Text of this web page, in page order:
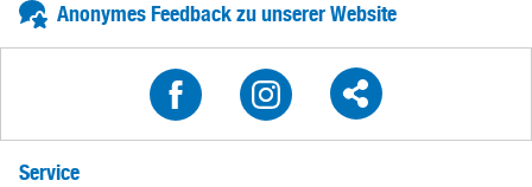
Anonymes Feedback zu unserer Website
Service